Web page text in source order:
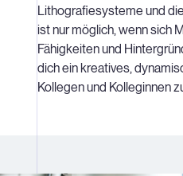
Lithografiesysteme und
ist nur möglich, wenn sich
Fähigkeiten und
dich ein kreatives,
Kollegen und Kolleginnen